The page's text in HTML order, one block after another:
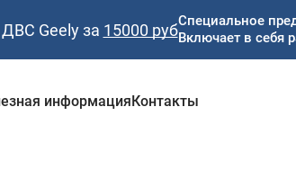
Geely за 15000 рубСпециальное
Включает в себя
информацияКонтакты